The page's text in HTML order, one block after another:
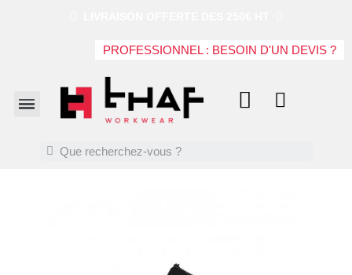
PROFESSIONNEL : BESOIN D'UN DEVIS ?